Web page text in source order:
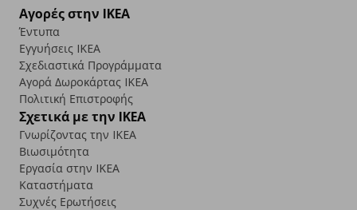
Αγορές στην IKEA
Έντυπα
Εγγυήσεις IKEA
Σχεδιαστικά Προγράμματα
Αγορά Δωρoκάρτας IKEA
Πολιτική Επιστροφής
Σχετικά με την IKEA
Γνωρίζοντας την IKEA
Βιωσιμότητα
Εργασία στην IKEA
Καταστήματα
Συχνές Ερωτήσεις